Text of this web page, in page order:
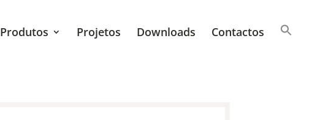
Produtos Projetos Downloads Contactos